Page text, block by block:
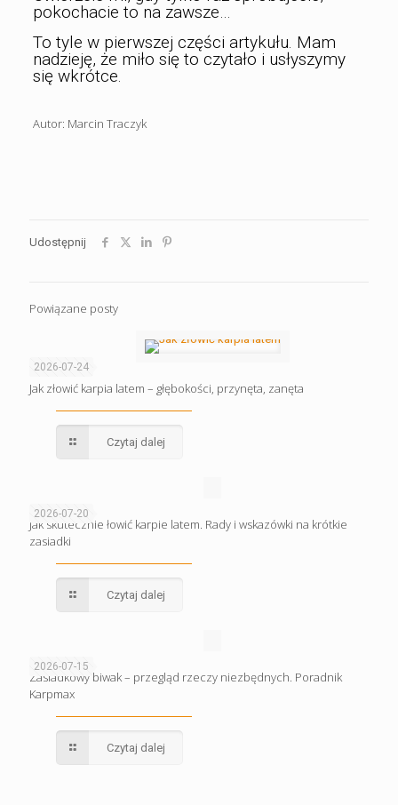
pokochacie to na zawsze…
To tyle w pierwszej części artykułu. Mam
nadzieję, że miło się to czytało i usłyszymy
się wkrótce.
Autor: Marcin Traczyk
Udostępnij
Powiązane posty
2026-07-24
Jak złowić karpia latem – głębokości, przynęta, zanęta
Czytaj dalej
2026-07-20
Jak skutecznie łowić karpie latem. Rady i wskazówki na krótkie
zasiadki
Czytaj dalej
2026-07-15
Zasiadkowy biwak – przegląd rzeczy niezbędnych. Poradnik
Karpmax
Czytaj dalej